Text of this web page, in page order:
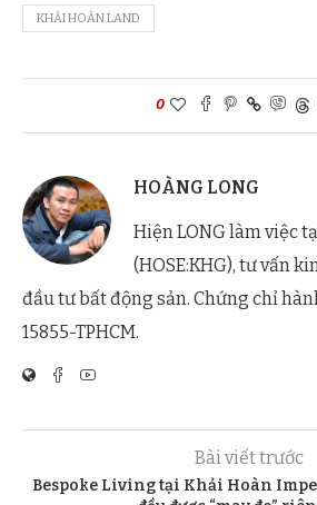
KHẢI HOÀN LAND
0
HOÀNG LONG
Hiện LONG làm việc
(HOSE:KHG), tư vấn
đầu tư bất động sản. Chứng chỉ
15855-TPHCM.
Bài viết trước
Bespoke Living tại Khải Hoàn